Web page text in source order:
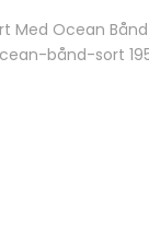
Ocean
bånd-sort